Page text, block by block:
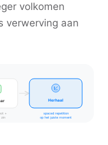
volkomen
verwerving aan
Herhaal
+
zin
spaced repetition
op het juiste moment